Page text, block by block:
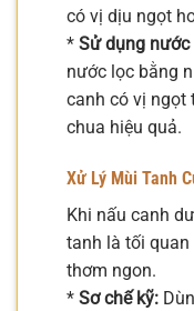
có vị dịu ngọt
* Sử dụng
nước lọc bằng
canh có vị ngọt
chua hiệu quả.
Xử Lý Mùi Tanh
Khi nấu canh
tanh là tối
thơm ngon.
* Sơ chế kỹ: